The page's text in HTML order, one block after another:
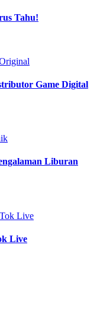
Tahu!
Game Digital
Liburan
Live